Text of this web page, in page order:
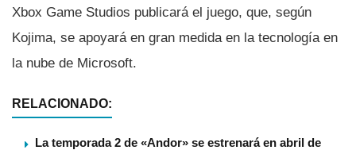
Xbox Game Studios publicará el juego, que, según
Kojima, se apoyará en gran medida en la tecnología en
la nube de Microsoft.
RELACIONADO:
La temporada 2 de «Andor» se estrenará en abril de